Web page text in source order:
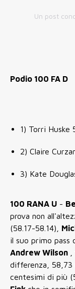
Un post
Podio 100 FA D
1) Torri Huske
2) Claire
3) Kate
100 RANA U -
prova non
(58.17-58.14),
il suo primo pass
Andrew Wilson
differenza, 58,73
centesimi di più